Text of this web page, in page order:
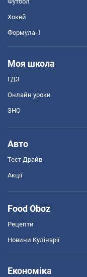
Хокей
Формула-1
Моя школа
ГДЗ
Онлайн уроки
ЗНО
Авто
Тест Драйв
Акції
Food Oboz
Рецепти
Новини Кулінарії
Економіка